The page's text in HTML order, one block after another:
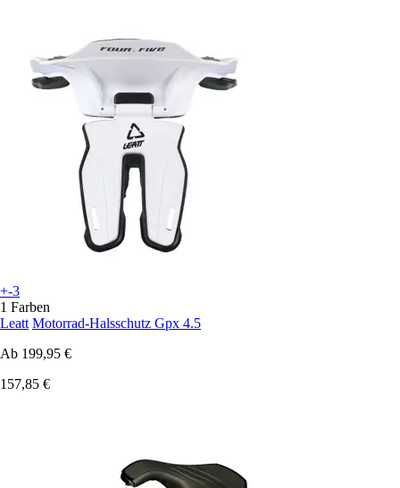
+-3
1 Farben
Leatt Motorrad-Halsschutz Gpx 4.5
Ab 199,95 €
157,85 €